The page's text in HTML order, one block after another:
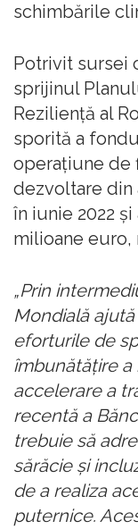
schimbările
Potrivit sursei
sprijinul
Rezilienţă al
sporită a
operaţiune de
dezvoltare din
în iunie 2022
milioane euro,
„Prin
Mondială
eforturile de
îmbunătăţire a
accelerare a
recentă a
trebuie să
sărăcie şi
de a realiza
puternice.